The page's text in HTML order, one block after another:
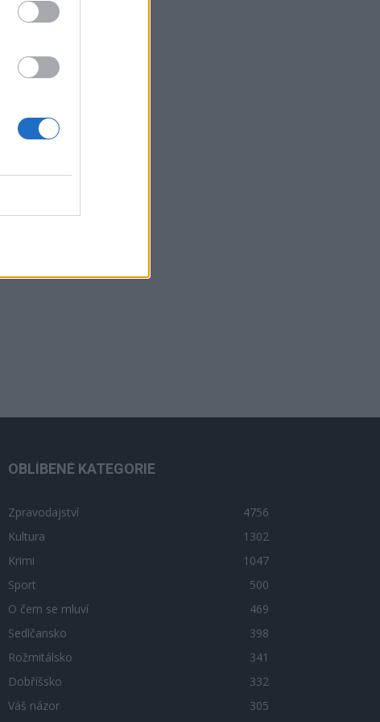
OBLÍBENÉ KATEGORIE
Zpravodajství
4756
Kultura
1302
Krimi
1047
Sport
500
O čem se mluví
469
Sedlčansko
398
Rožmitálsko
341
Dobříšsko
332
Váš názor
305